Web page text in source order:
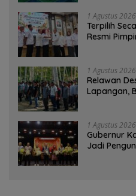
1 Agustus 2026
‎Terpilih
Resmi
1 Agustus 2026
Relawan
Lapangan,
1 Agustus 2026
Gubernur
Jadi